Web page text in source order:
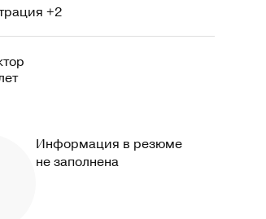
+2
Информация в резюме
не заполнена